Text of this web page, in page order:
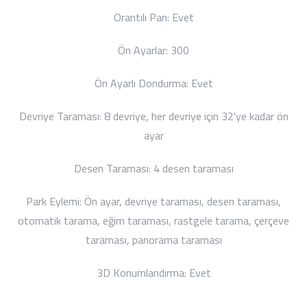
Orantılı Pan: Evet
Ön Ayarlar: 300
Ön Ayarlı Dondurma: Evet
Devriye Taraması: 8 devriye, her devriye için 32'ye kadar ön
ayar
Desen Taraması: 4 desen taraması
Park Eylemi: Ön ayar, devriye taraması, desen taraması,
otomatik tarama, eğim taraması, rastgele tarama, çerçeve
taraması, panorama taraması
3D Konumlandırma: Evet